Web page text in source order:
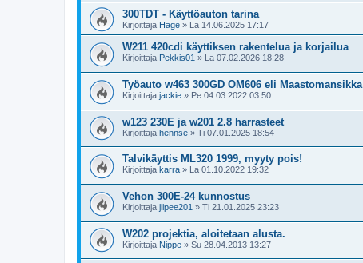
300TDT - Käyttöauton tarina
Kirjoittaja Hage » La 14.06.2025 17:17
W211 420cdi käyttiksen rakentelua ja korjailua
Kirjoittaja Pekkis01 » La 07.02.2026 18:28
Työauto w463 300GD OM606 eli Maastomansikka
Kirjoittaja jackie » Pe 04.03.2022 03:50
w123 230E ja w201 2.8 harrasteet
Kirjoittaja hennse » Ti 07.01.2025 18:54
Talvikäyttis ML320 1999, myyty pois!
Kirjoittaja karra » La 01.10.2022 19:32
Vehon 300E-24 kunnostus
Kirjoittaja jiipee201 » Ti 21.01.2025 23:23
W202 projektia, aloitetaan alusta.
Kirjoittaja Nippe » Su 28.04.2013 13:27